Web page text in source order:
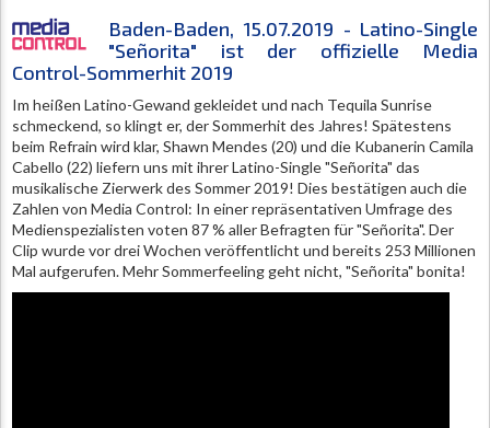
Baden-Baden, 15.07.2019 - Latino-Single
"Señorita" ist der offizielle Media
Control-Sommerhit 2019
Im heißen Latino-Gewand gekleidet und nach Tequila Sunrise
schmeckend, so klingt er, der Sommerhit des Jahres! Spätestens
beim Refrain wird klar, Shawn Mendes (20) und die Kubanerin Camila
Cabello (22) liefern uns mit ihrer Latino-Single "Señorita" das
musikalische Zierwerk des Sommer 2019! Dies bestätigen auch die
Zahlen von Media Control: In einer repräsentativen Umfrage des
Medienspezialisten voten 87 % aller Befragten für "Señorita". Der
Clip wurde vor drei Wochen veröffentlicht und bereits 253 Millionen
Mal aufgerufen. Mehr Sommerfeeling geht nicht, "Señorita" bonita!